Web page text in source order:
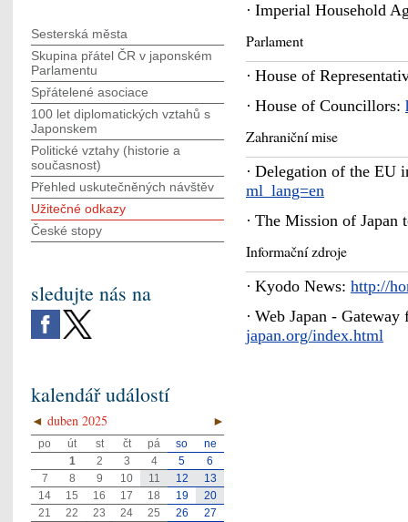
· Imperial Household
Parlament
· House of
· House of Councillors:
Zahraniční mise
· Delegation of the EU
ml_lang=en
· The Mission of Japan
Informační zdroje
· Kyodo News: http://
· Web Japan -
japan.org/index.html
Sesterská města
Skupina přátel ČR v japonském
Parlamentu
Spřátelené asociace
100 let diplomatických vztahů s
Japonskem
Politické vztahy (historie a
současnost)
Přehled uskutečněných návštěv
Užitečné odkazy
České stopy
sledujte nás na
kalendář událostí
◄ ►
duben 2025
po út st čt pá so
ne
1
2 3 4 5
6
7
8 9 10 11 12
13
14
15 16 17 18 19
20
21
22 23 24 25 26
27